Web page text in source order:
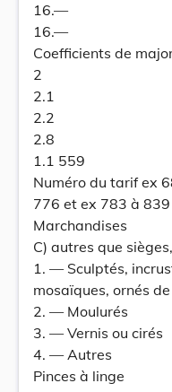
16.—
16.—
Coefficients de
2
2.1
2.2
2.8
1.1 559
Numéro du tarif ex
776 et ex 783 à
Marchandises
C) autres que
1. — Sculptés,
mosaïques, ornés
2. — Moulurés
3. — Vernis ou cirés
4. — Autres
Pinces à linge